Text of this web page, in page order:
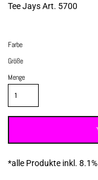
Tee Jays Art. 5700
Farbe
Größe
Menge
*alle Produkte inkl. 8.1%